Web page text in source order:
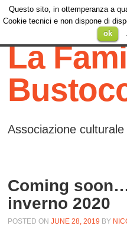
Menu
SKIP TO
La
Associazione
Coming
inverno 2020
POSTED ONJUNE 28, 2019 BY
Questo sito, in ottemperanza a
Cookie tecnici e non dispone di
ok